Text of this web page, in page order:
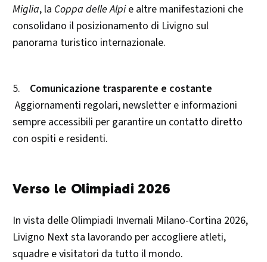
Miglia, la Coppa delle Alpie altre manifestazioni che
consolidano il posizionamento di Livigno sul
panorama turistico internazionale.
5. Comunicazione trasparente e costante
Aggiornamenti regolari, newsletter e informazioni
sempre accessibili per garantire un contatto diretto
con ospiti e residenti.
Verso le Olimpiadi 2026
In vista delle Olimpiadi Invernali Milano-Cortina 2026,
Livigno Next sta lavorando per accogliere atleti,
squadre e visitatori da tutto il mondo.